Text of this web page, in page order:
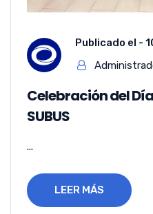
Publicado el -
Celebración del
SUBUS
...
LEER MÁS